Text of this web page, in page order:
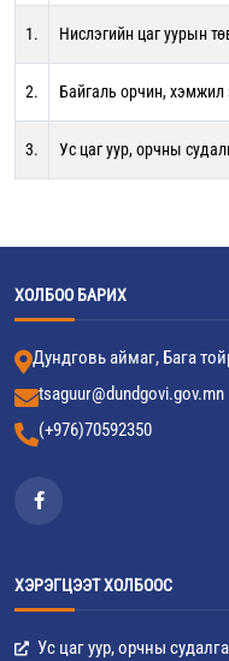
1. Нислэгийн цаг уурын
2. Байгаль орчин, хэмжил
3. Ус цаг уур, орчны
ХОЛБОО БАРИХ
Дундговь аймаг, Бага
tsaguur@dundgovi.gov.mn
(+976)70592350
ХЭРЭГЦЭЭТ ХОЛБООС
Ус цаг уур, орчны